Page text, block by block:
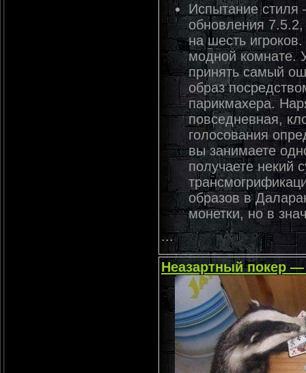
Испытание
обновления
на шесть
модной комнате.
принять самый
образ
парикмахера.
повседневная,
голосования
вы занимаете
получаете некий
образов в
монетки, но в
...
Неазартный покер